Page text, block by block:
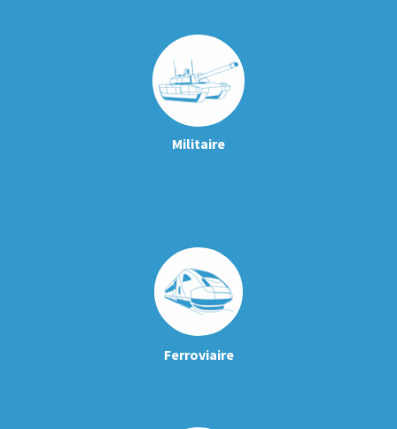
Militaire
Ferroviaire